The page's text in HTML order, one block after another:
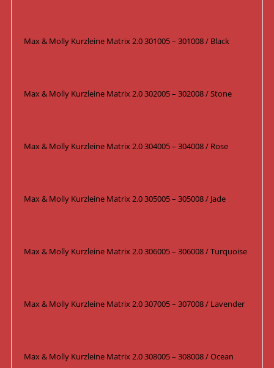
Max & Molly Kurzleine Matrix 2.0 301005 – 301008 / Black
Max & Molly Kurzleine Matrix 2.0 302005 – 302008 / Stone
Max & Molly Kurzleine Matrix 2.0 304005 – 304008 / Rose
Max & Molly Kurzleine Matrix 2.0 305005 – 305008 / Jade
Max & Molly Kurzleine Matrix 2.0 306005 – 306008 / Turquoise
Max & Molly Kurzleine Matrix 2.0 307005 – 307008 / Lavender
Max & Molly Kurzleine Matrix 2.0 308005 – 308008 / Ocean